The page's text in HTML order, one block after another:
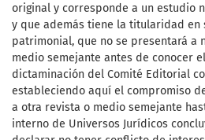
original y corresponde a un estudio
y que además tiene la titularidad en
patrimonial, que no se presentará a
medio semejante antes de conocer
dictaminación del Comité Editorial
estableciendo aquí el compromiso
a otra revista o medio semejante
interno de Universos Jurídicos